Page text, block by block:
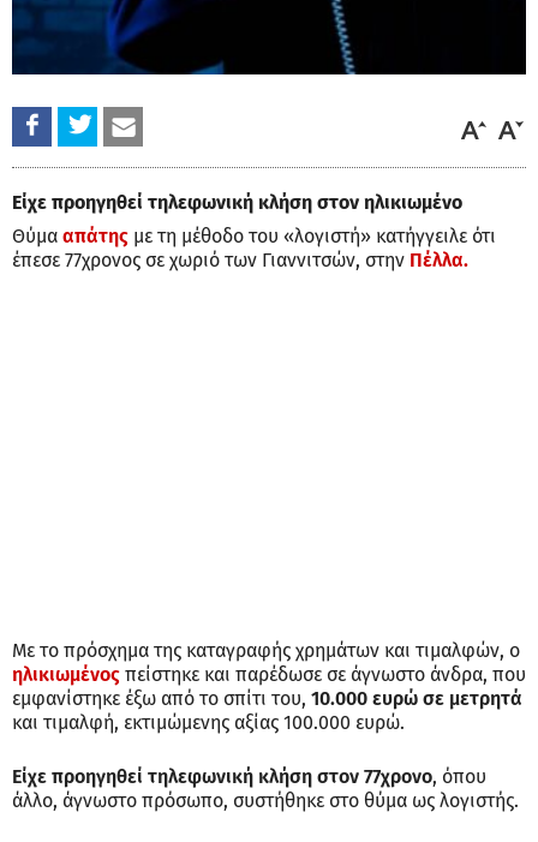
Είχε προηγηθεί τηλεφωνική κλήση στον ηλικιωμένο
Θύμα απάτης με τη μέθοδο του «λογιστή» κατήγγειλε ότι
έπεσε 77χρονος σε χωριό των Γιαννιτσών, στην Πέλλα.
Με το πρόσχημα της καταγραφής χρημάτων και τιμαλφών, ο
ηλικιωμένος πείστηκε και παρέδωσε σε άγνωστο άνδρα, που
εμφανίστηκε έξω από το σπίτι του, 10.000 ευρώ σε μετρητά
και τιμαλφή, εκτιμώμενης αξίας 100.000 ευρώ.
Είχε προηγηθεί τηλεφωνική κλήση στον 77χρονο, όπου
άλλο, άγνωστο πρόσωπο, συστήθηκε στο θύμα ως λογιστής.